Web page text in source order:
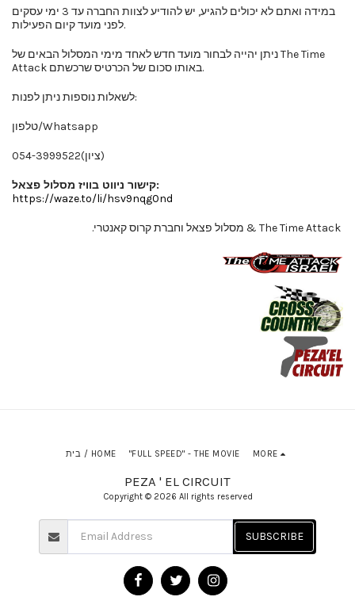
במידה ואתם לא יכולים להגיע, יש להודיע לצוות החברה עד 3 ימי עסקים
לפני מועד קיום הפעילות.
ניתן יהייה לבחור מועד חדש לאחד מימי המסלול הבאים של The Time
Attack באותו סכום של הכרטיס שרכשתם.
לשאלות נוספות ניתן לפנות:
טלפון/Whatsapp
054-3999522(ציון)
קישור ניווט בוויז מסלול פצאל:
https://waze.to/li/hsv9nqg0nd
PEZA ' EL CIRCUIT
Copyright © 2026 All rights reserved
בית / HOME "FULL SPEED" - THE MOVIE MORE
SUBSCRIBE